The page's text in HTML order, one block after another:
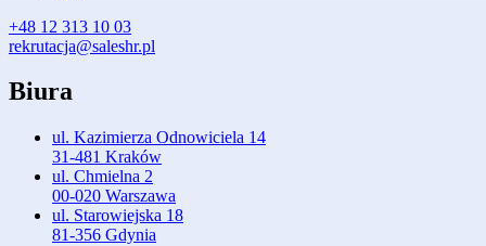
+48 12 313 10 03
rekrutacja@saleshr.pl
Biura
ul. Kazimierza Odnowiciela 14
31-481 Kraków
ul. Chmielna 2
00-020 Warszawa
ul. Starowiejska 18
81-356 Gdynia